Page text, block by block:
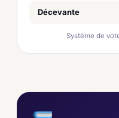
Décevante
Système de